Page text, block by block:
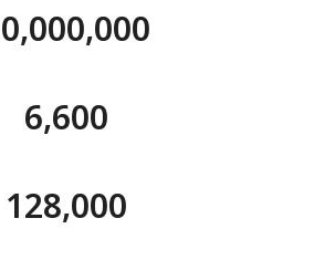
6,600
128,000